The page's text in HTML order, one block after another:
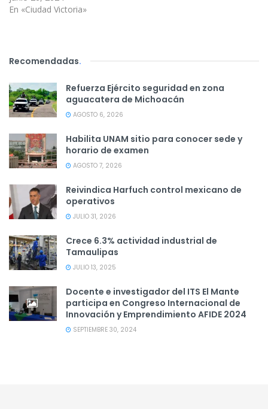
En «Ciudad Victoria»
Recomendadas.
Refuerza Ejército seguridad en zona
aguacatera de Michoacán
AGOSTO 6, 2026
Habilita UNAM sitio para conocer sede y
horario de examen
AGOSTO 7, 2026
Reivindica Harfuch control mexicano de
operativos
JULIO 31, 2026
Crece 6.3% actividad industrial de
Tamaulipas
JULIO 13, 2025
Docente e investigador del ITS El Mante
participa en Congreso Internacional de
Innovación y Emprendimiento AFIDE 2024
SEPTIEMBRE 30, 2024